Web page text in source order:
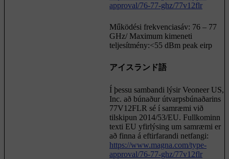
approval/76-77-ghz/77v12flr
Működési frekvenciasáv: 76 – 77
GHz/ Maximum kimeneti
teljesítmény:<55 dBm peak eirp
アイスランド語
Í þessu sambandi lýsir Veoneer US,
Inc. að búnaður útvarpsbúnaðarins
77V12FLR sé í samræmi við
tilskipun 2014/53/EU. Fullkominn
texti EU yfirlýsing um samræmi er
að finna á eftirfarandi netfangi:
https://www.magna.com/type-
approval/76-77-ghz/77v12flr